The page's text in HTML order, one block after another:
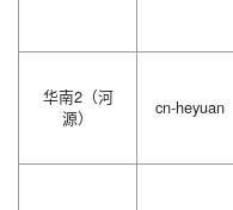
华南2（河
源）
cn-heyuan